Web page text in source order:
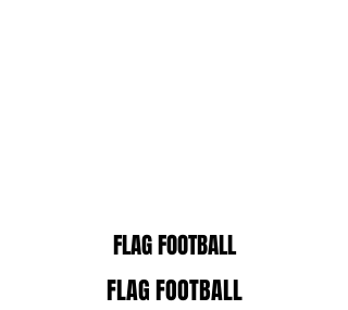
FLAG FOOTBALL
FLAG FOOTBALL